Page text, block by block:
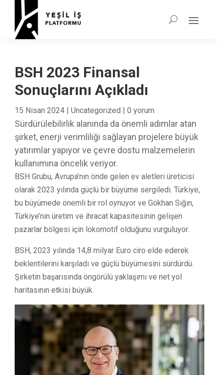
BSH 2023 Finansal
Sonuçlarını Açıkladı
15 Nisan 2024 | Uncategorized | 0 yorum
Sürdürülebilirlik alanında da önemli adımlar atan
şirket, enerji verimliliği sağlayan projelere büyük
yatırımlar yapıyor ve çevre dostu malzemelerin
kullanımına öncelik veriyor.
BSH Grubu, Avrupa’nın önde gelen ev aletleri üreticisi
olarak 2023 yılında güçlü bir büyüme sergiledi. Türkiye,
bu büyümede önemli bir rol oynuyor ve Gökhan Sığın,
Türkiye’nin üretim ve ihracat kapasitesinin gelişen
pazarlar bölgesi için lokomotif olduğunu vurguluyor.
BSH, 2023 yılında 14,8 milyar Euro ciro elde ederek
beklentilerini karşıladı ve güçlü büyümesini sürdürdü.
Şirketin başarısında öngörülü yaklaşımı ve net yol
haritasının etkisi büyük.